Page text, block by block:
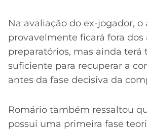
Na avaliação do ex-jogador, o
provavelmente ficará fora dos
preparatórios, mas ainda terá
suficiente para recuperar a
antes da fase decisiva da
Romário também ressaltou
possui uma primeira fase